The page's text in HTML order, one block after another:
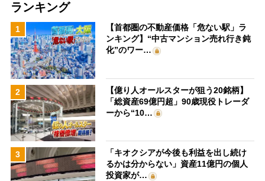
ランキング
1
【首都圏の不動産価格「危ない駅」ラ
ンキング】“中古マンション売れ行き鈍
化”のワー…
2
【億り人オールスターが狙う20銘柄】
「総資産69億円超」90歳現役トレーダ
ーから“10…
3
「キオクシアが今後も利益を出し続け
るかは分からない」資産11億円の個人
投資家が…